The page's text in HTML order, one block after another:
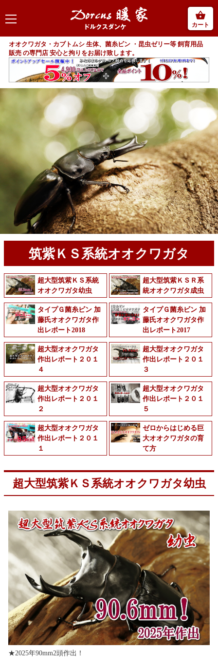
カート
オオクワガタ・カブトムシ 生体、菌糸ビン ・昆虫ゼリー等 飼育用品
販売 の専門店 安心と拘りをお届け致します。
筑紫ＫＳ系統オオクワガタ
超大型筑紫ＫＳ系統
オオクワガタ幼虫
超大型筑紫ＫＳＲ系
統オオクワガタ成虫
タイプＧ菌糸ビン 加
藤氏オオクワガタ作
出レポート2018
タイプＧ菌糸ビン 加
藤氏オオクワガタ作
出レポート2017
超大型オオクワガタ
作出レポート２０１
４
超大型オオクワガタ
作出レポート２０１
３
超大型オオクワガタ
作出レポート２０１
２
超大型オオクワガタ
作出レポート２０１
５
超大型オオクワガタ
作出レポート２０１
１
ゼロからはじめる巨
大オオクワガタの育
て方
超大型筑紫ＫＳ系統オオクワガタ幼虫
★2025年90mm2頭作出！